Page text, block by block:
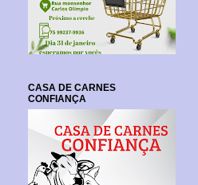
CASA DE CARNES
CONFIANÇA